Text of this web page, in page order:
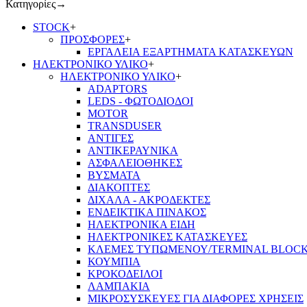
Κατηγορίες→
STOCK+
ΠΡΟΣΦΟΡΕΣ+
ΕΡΓΑΛΕΙΑ ΕΞΑΡΤΗΜΑΤΑ ΚΑΤΑΣΚΕΥΩΝ
ΗΛΕΚΤΡΟΝΙΚΟ ΥΛΙΚΟ+
ΗΛΕΚΤΡΟΝΙΚΟ ΥΛΙΚΟ+
ADAPTORS
LEDS - ΦΩΤΟΔΙΟΔΟΙ
MOTOR
TRANSDUSER
ΑΝΤΙΓΕΣ
ΑΝΤΙΚΕΡΑΥΝΙΚΑ
ΑΣΦΑΛΕΙΟΘΗΚΕΣ
ΒΥΣΜΑΤΑ
ΔΙΑΚΟΠΤΕΣ
ΔΙΧΑΛΑ - ΑΚΡΟΔΕΚΤΕΣ
ΕΝΔΕΙΚΤΙΚΑ ΠΙΝΑΚΟΣ
ΗΛΕΚΤΡΟΝΙΚΑ ΕΙΔΗ
ΗΛΕΚΤΡΟΝΙΚΕΣ ΚΑΤΑΣΚΕΥΕΣ
ΚΛΕΜΕΣ ΤΥΠΩΜΕΝΟΥ/TERMINAL
ΚΟΥΜΠΙΑ
ΚΡΟΚΟΔΕΙΛΟΙ
ΛΑΜΠΑΚΙΑ
ΜΙΚΡΟΣΥΣΚΕΥΕΣ ΓΙΑ ΔΙΑΦΟΡΕΣ ΧΡΗΣΕΙΣ